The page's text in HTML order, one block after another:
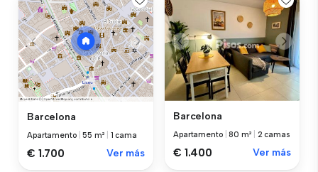
Barcelona
Apartamento |55 m² 1 cama
€ 1.700 Ver más
Barcelona
Apartamento |80 m² 2 camas
€ 1.400 Ver más